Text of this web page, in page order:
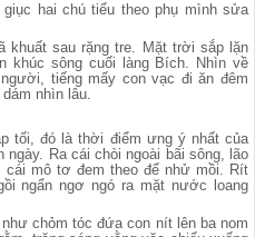
hai chú tiểu theo phụ mình sửa
khuất sau rặng tre. Mặt trời sắp lặn
khúc sông cuối làng Bích. Nhìn về
tiếng mấy con vạc đi ăn đêm
nhìn lâu.
tối, đó là thời điểm ưng ý nhất của
ngày. Ra cái chòi ngoài bãi sông, lão
mô tơ đem theo để nhử mồi. Rít
ngẩn ngơ ngó ra mặt nước loang
chỏm tóc đứa con nít lên ba nom